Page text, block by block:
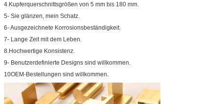
4.Kupferquerschnittsgrößen von 5 mm bis 180 mm.
5- Sie glänzen, mein Schatz.
6- Ausgezeichnete Korrosionsbeständigkeit.
7- Lange Zeit mit dem Leben.
8.Hochwertige Konsistenz.
9- Benutzerdefinierte Designs sind willkommen.
10OEM-Bestellungen sind willkommen.